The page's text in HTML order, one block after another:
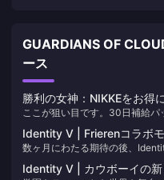
GUARDIANS OF
ース
勝利の女神：NIKKEをお得
財布に優しいガイド
ここが狙い目です。30日補給パ
入れ、さらに24%の割引が適用
せれば、完璧です。初回購入ボ
り2倍になります。
Identity V | Frierenコラボ
大きな問題はなし！
数ヶ月にわたる期待の後、
Journey’s End』の待望のコラ
開始まで1週間を切り、全体的
Identity V | カウボーイの新